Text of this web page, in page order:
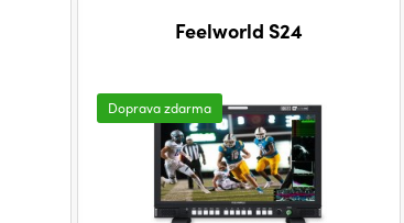
Feelworld S24
Doprava zdarma